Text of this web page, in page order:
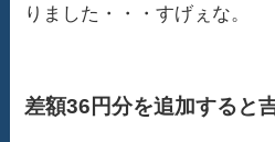
りました・・・すげぇな。
差額36円分を追加すると